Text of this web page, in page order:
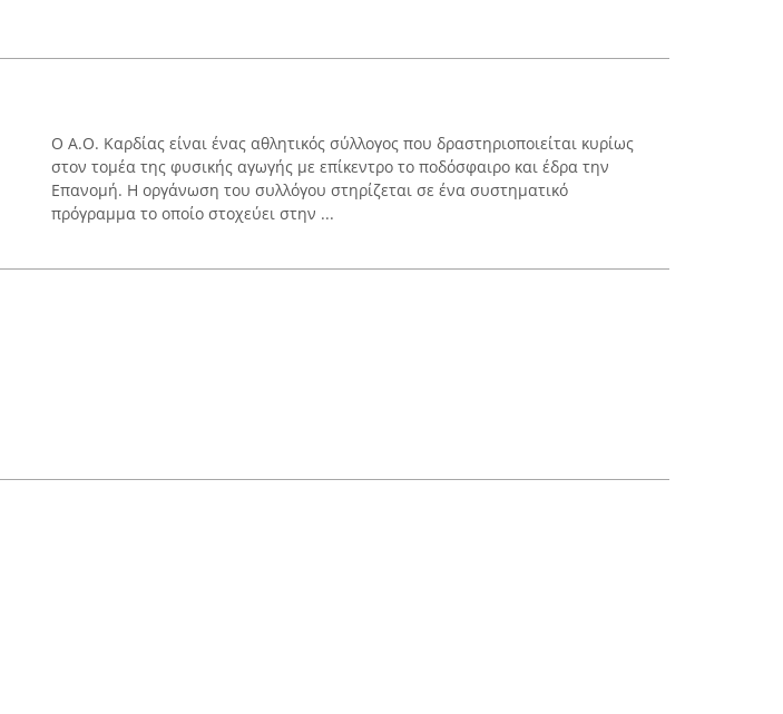
Ο Α.Ο. Καρδίας είναι ένας αθλητικός σύλλογος που δραστηριοποιείται κυρίως
στον τομέα της φυσικής αγωγής με επίκεντρο το ποδόσφαιρο και έδρα την
Επανομή. Η οργάνωση του συλλόγου στηρίζεται σε ένα συστηματικό
πρόγραμμα το οποίο στοχεύει στην ...